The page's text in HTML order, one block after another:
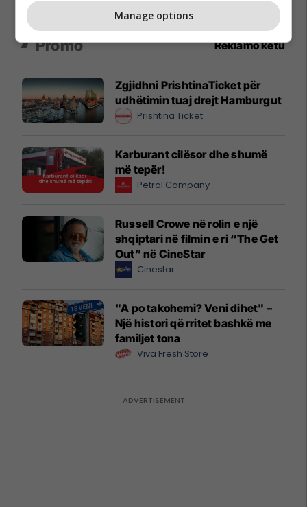
Promo Reklamo këtu
Zgjidhni PrishtinaTicket për
udhëtimin tuaj drejt Hamburgut
Prishtina Ticket
Karburant cilësor dhe shumë
më tepër!
Petrol Company
Russell Crowe në rolin e një
shqiptari në filmin e ri “The Get
Out” në CineStar
Cinestar
"A po takohemi? Veni dihet" –
Një histori që rritet bashkë me
familjet tona
Viva Fresh Store
Manage options